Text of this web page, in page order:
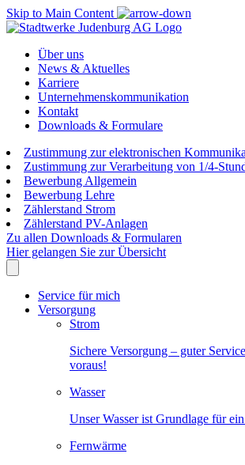
Skip to Main Content
Über uns
News & Aktuelles
Karriere
Unternehmenskommunikation
Kontakt
Downloads & Formulare
Zustimmung zur elektronischen
Zustimmung zur Verarbeitung von 1/4-
Bewerbung Allgemein
Bewerbung Lehre
Zählerstand Strom
Zählerstand PV-Anlagen
Zu allen Downloads & Formularen
Hier gelangen Sie zur Übersicht
Service für mich
Versorgung
Strom
Sichere Versorgung – guter
voraus!
Wasser
Unser Wasser ist Grundlage für
Fernwärme